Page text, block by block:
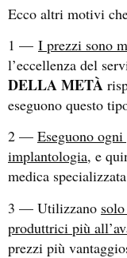
Ecco altri motivi
1 — I prezzi sono
l’eccellenza del
DELLA METÀ
eseguono questo
2 — Eseguono
implantologia, e
medica
3 — Utilizzano
produttrici più
prezzi più